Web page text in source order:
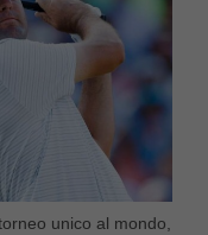
unico al mondo,